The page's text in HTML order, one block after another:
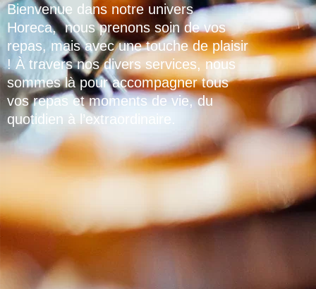
Bienvenue dans notre univers
Horeca, nous prenons soin de vos
repas, mais avec une touche de plaisir
! À travers nos divers services, nous
sommes là pour accompagner tous
vos repas et moments de vie, du
quotidien à l’extraordinaire.